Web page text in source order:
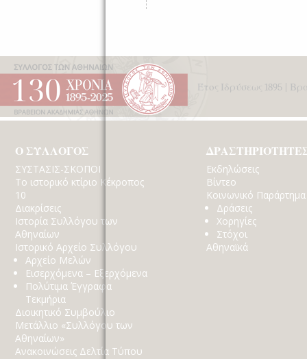
Έτος Ιδρύσεως 1895 |
Ο ΣΥΛΛΟΓΟΣ
ΣΥΣΤΑΣΙΣ-ΣΚΟΠΟΙ
Το ιστορικό κτίριο Κέκροπος
10
Διακρίσεις
Ιστορία Συλλόγου των
Αθηναίων
Ιστορικό Αρχείο Συλλόγου
Αρχείο Μελών
Εισερχόμενα – Εξερχόμενα
Πολύτιμα Έγγραφα
Τεκμήρια
Διοικητικό Συμβούλιο
Μετάλλιο «Συλλόγου των
Αθηναίων»
Ανακοινώσεις Δελτία Τύπου
Εκδηλώσεις
Βίντεο
Κοινωνικό Παράρτημα
Δράσεις
Χορηγίες
Στόχοι
Αθηναϊκά